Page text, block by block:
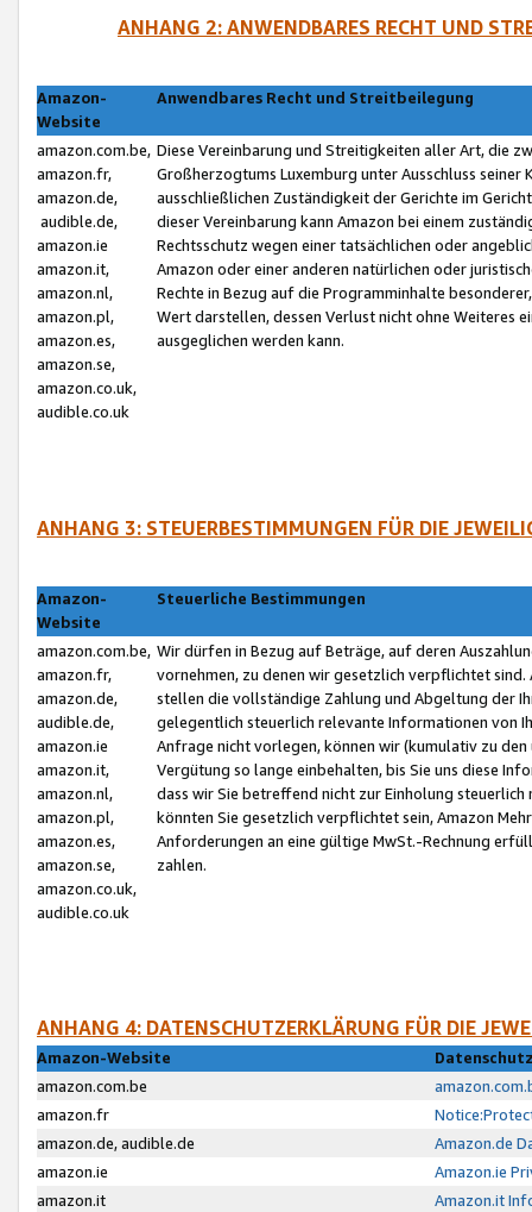
ANHANG 2: ANWENDBARES RECHT UND
Amazon-
Website
Anwendbares Recht und Streitbeilegung
amazon.com.be,
amazon.fr,
amazon.de,
audible.de,
amazon.ie
amazon.it,
amazon.nl,
amazon.pl,
amazon.es,
amazon.se,
amazon.co.uk,
audible.co.uk
Diese Vereinbarung und Streitigkeiten aller Art, die
Großherzogtums Luxemburg unter Ausschluss
ausschließlichen Zuständigkeit der Gerichte im
dieser Vereinbarung kann Amazon bei einem
Rechtsschutz wegen einer tatsächlichen oder
Amazon oder einer anderen natürlichen oder
Rechte in Bezug auf die Programminhalte
Wert darstellen, dessen Verlust nicht ohne Weiteres
ausgeglichen werden kann.
ANHANG 3: STEUERBESTIMMUNGEN FÜR DIE
Amazon-
Website
Steuerliche Bestimmungen
amazon.com.be,
amazon.fr,
amazon.de,
audible.de,
amazon.ie
amazon.it,
amazon.nl,
amazon.pl,
amazon.es,
amazon.se,
amazon.co.uk,
audible.co.uk
Wir dürfen in Bezug auf Beträge, auf deren
vornehmen, zu denen wir gesetzlich verpflichtet
stellen die vollständige Zahlung und Abgeltung der
gelegentlich steuerlich relevante Informationen von
Anfrage nicht vorlegen, können wir (kumulativ zu
Vergütung so lange einbehalten, bis Sie uns diese
dass wir Sie betreffend nicht zur Einholung
könnten Sie gesetzlich verpflichtet sein, Amazon
Anforderungen an eine gültige MwSt.-Rechnung
zahlen.
ANHANG 4: DATENSCHUTZERKLÄRUNG FÜR DIE
Amazon-Website
amazon.com.be
amazon.fr
amazon.de, audible.de
Amazon.de
amazon.ie
Amazon.ie
amazon.it
Amazon.it